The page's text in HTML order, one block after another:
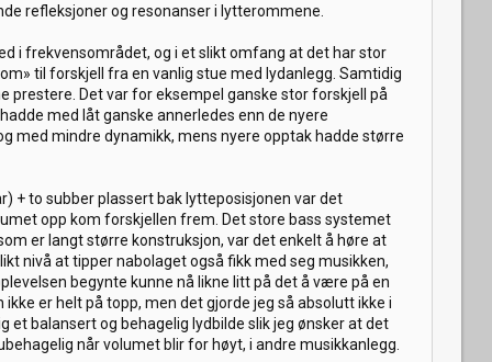
refleksjoner og resonanser i lytterommene.
i frekvensområdet, og i et slikt omfang at det har stor
til forskjell fra en vanlig stue med lydanlegg. Samtidig
prestere. Det var for eksempel ganske stor forskjell på
med låt ganske annerledes enn de nyere
med mindre dynamikk, mens nyere opptak hadde større
+ to subber plassert bak lytteposisjonen var det
opp kom forskjellen frem. Det store bass systemet
er langt større konstruksjon, var det enkelt å høre at
nivå at tipper nabolaget også fikk med seg musikken,
begynte kunne nå likne litt på det å være på en
er helt på topp, men det gjorde jeg så absolutt ikke i
et balansert og behagelig lydbilde slik jeg ønsker at det
når volumet blir for høyt, i andre musikkanlegg.